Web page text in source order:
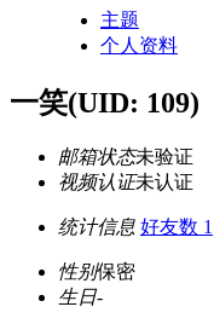
主题
个人资料
一笑(UID: 109)
邮箱状态未验证
视频认证未认证
统计信息 好友数 1
性别保密
生日-